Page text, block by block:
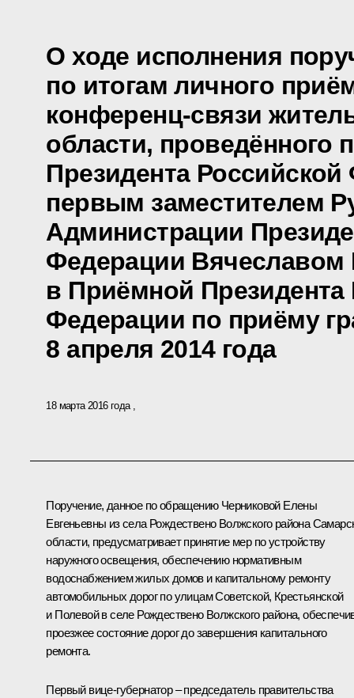
О ходе исполнения
по итогам личного
конференц-связи
области, проведённого
Президента
первым заместителем
Администрации
Федерации
в Приёмной Президента
Федерации по приёму
8 апреля 2014 года
18 марта 2016 года
Поручение, данное по обращению Черниковой Елены
Евгеньевны из села Рождествено Волжского района
области, предусматривает принятие мер по устройству
наружного освещения, обеспечению нормативным
водоснабжением жилых домов и капитальному ремонту
автомобильных дорог по улицам Советской, Крестьянской
и Полевой в селе Рождествено Волжского района,
проезжее состояние дорог до завершения капитального
ремонта.
Первый вице-губернатор – председатель правительства